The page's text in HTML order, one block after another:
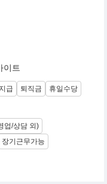
이트
급 퇴직금
휴일수당
업/상담 외)
장기근무가능